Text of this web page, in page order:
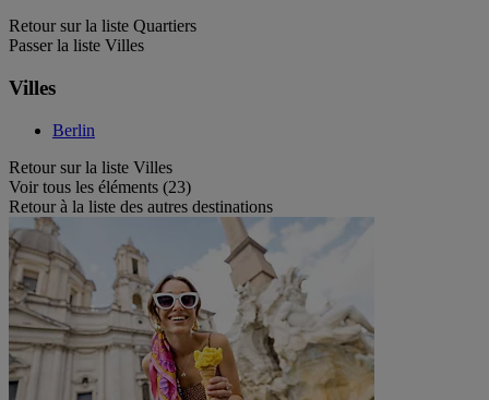
Retour sur la liste Quartiers
Passer la liste Villes
Villes
Berlin
Retour sur la liste Villes
Voir tous les éléments (23)
Retour à la liste des autres destinations